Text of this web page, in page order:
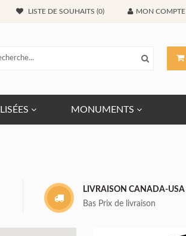
LISTE DE SOUHAITS (0) MON COMPTE
MONUMENTS
LIVRAISON CANADA-USA
Bas Prix de livraison